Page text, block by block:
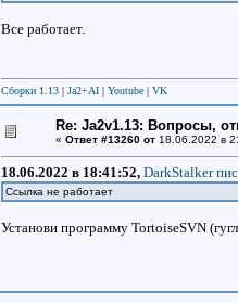
Все работает.
Сборки 1.13 | Ja2+AI | Youtube | VK
Re: Ja2v1.13: Вопросы,
« Ответ #13260 от 18.06.2022 в
18.06.2022 в 18:41:52, DarkStalker
Ссылка не работает
Установи программу TortoiseSVN